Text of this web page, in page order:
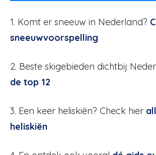
1. Komt er sneeuw in Nederland?
sneeuwvoorspelling
2. Beste skigebieden dichtbij
de top 12
3. Een keer heliskiën? Check hier
heliskiën